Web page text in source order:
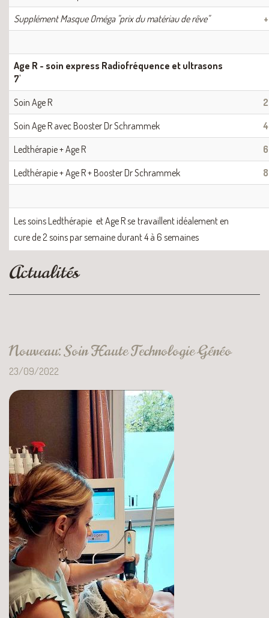
Supplément Masque Oméga "prix du matériau de rêve"
Age R - soin express Radiofréquence et ultrasons
7'
Soin Age R
Soin Age R avec Booster Dr Schrammek
Ledthérapie + Age R
Ledthérapie + Age R + Booster Dr Schrammek
Les soins Ledthérapie et Age R se travaillent idéalement en
cure de 2 soins par semaine durant 4 à 6 semaines
Actualités
Nouveau: Soin Haute Technologie Généo
23/09/2022